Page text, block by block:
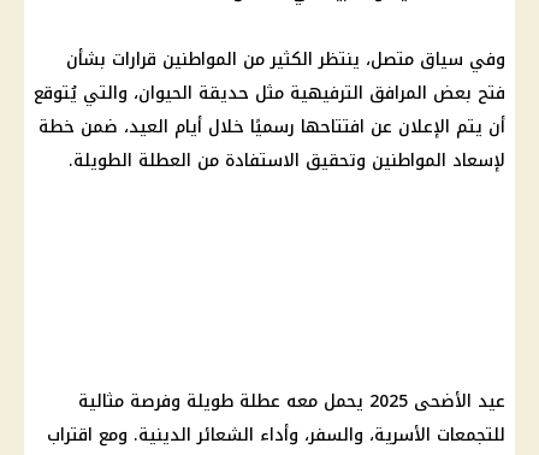
وفي سياق متصل، ينتظر الكثير من المواطنين قرارات بشأن
فتح بعض المرافق الترفيهية مثل حديقة الحيوان، والتي يُتوقع
أن يتم الإعلان عن افتتاحها رسميًا خلال أيام العيد، ضمن خطة
لإسعاد المواطنين وتحقيق الاستفادة من العطلة الطويلة.
عيد الأضحى 2025
يحمل معه عطلة طويلة وفرصة مثالية
للتجمعات الأسرية، والسفر، وأداء الشعائر الدينية. ومع اقتراب